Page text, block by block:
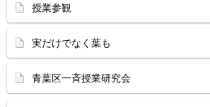
授業参観
実だけでなく葉も
青葉区一斉授業研究会